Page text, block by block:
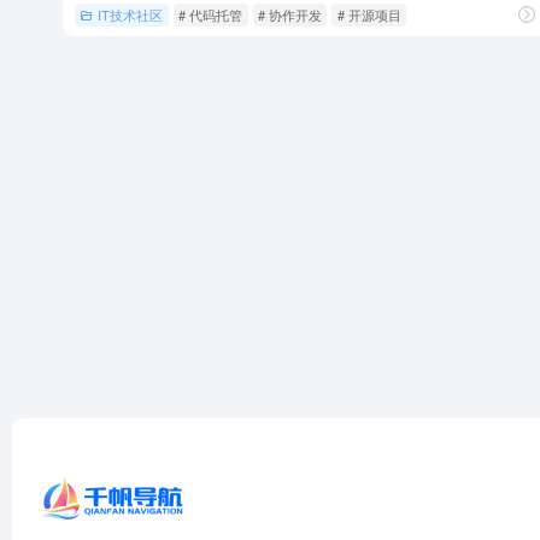
IT技术社区 # 代码托管 # 协作开发 # 开源项目